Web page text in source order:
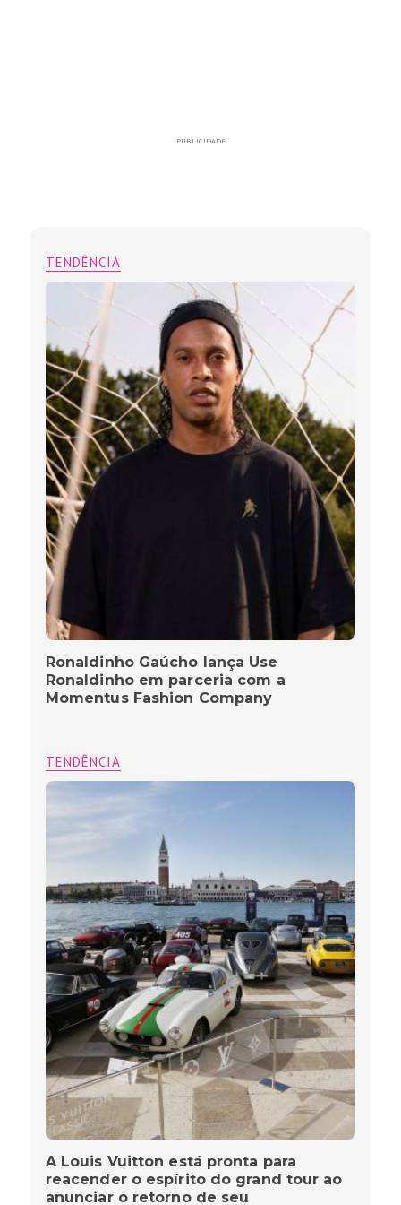
PUBLICIDADE
TENDÊNCIA
Ronaldinho Gaúcho lança Use
Ronaldinho em parceria com a
Momentus Fashion Company
TENDÊNCIA
A Louis Vuitton está pronta para
reacender o espírito do grand tour ao
anunciar o retorno de seu